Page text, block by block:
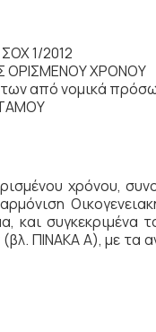
1/2012
ΟΡΙΣΜΕΝΟΥ ΧΡΟΝΟΥ
από νομικά
χρόνου,
συγκεκριμένα
ΠΙΝΑΚΑ Α), με τα